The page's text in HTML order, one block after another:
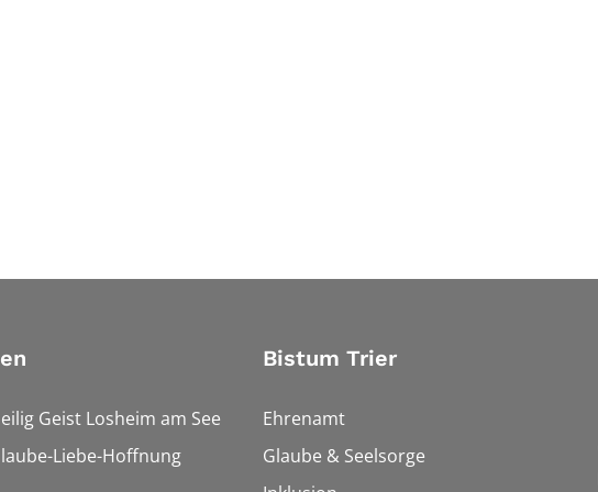
Geist Losheim am See
Liebe-Hoffnung
Bistum Trier
Ehrenamt
Glaube & Seelsorge